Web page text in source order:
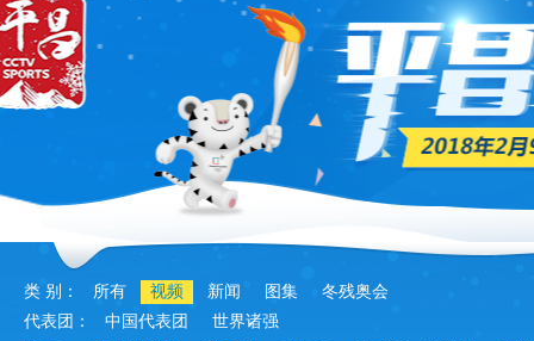
类 别： 所有 视频 新闻 图集
冬残奥会
代表团：
中国代表团
世界诸强